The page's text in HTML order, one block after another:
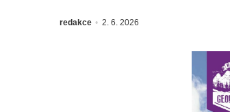
redakce 2. 6. 2026